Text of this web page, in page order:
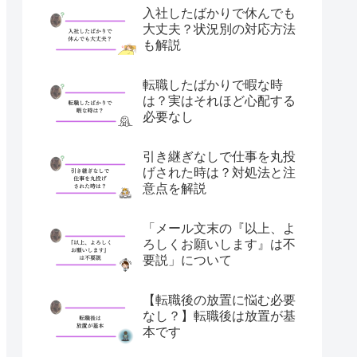
入社したばかりで休んでも
大丈夫？状況別の対応方法
も解説
転職したばかりで暇な時
は？実はそれほど心配する
必要なし
引き継ぎなしで仕事を丸投
げされた時は？対処法と注
意点を解説
「メール文末の『以上、よ
ろしくお願いします』は不
要説」について
【転職後の放置に悩む必要
なし？】転職後は放置が基
本です